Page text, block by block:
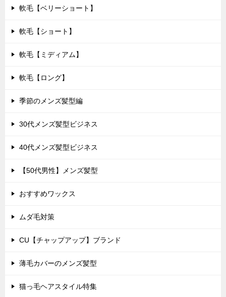
軟毛【ベリーショート】
軟毛【ショート】
軟毛【ミディアム】
軟毛【ロング】
季節のメンズ髪型編
30代メンズ髪型ビジネス
40代メンズ髪型ビジネス
【50代男性】メンズ髪型
おすすめワックス
ムダ毛対策
CU【チャップアップ】ブランド
薄毛カバーのメンズ髪型
猫っ毛ヘアスタイル特集